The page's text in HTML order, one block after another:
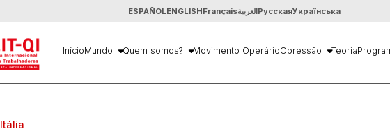
ESPAÑOLENGLISHFrançaisالعربيةРусскаяУкраїнська
InícioMundo Quem somos? Movimento OperárioOpressão Teoria
Itália